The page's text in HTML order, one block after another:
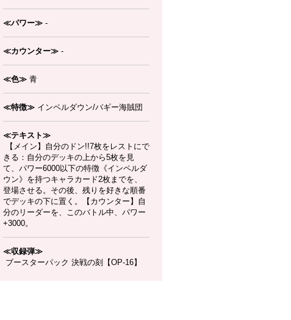
≪パワー≫ -
≪カウンター≫ -
≪色≫ 青
≪特徴≫ インペルダウン/バギー海賊団
≪テキスト≫
【メイン】自分のドン!!7枚をレストにで
きる：自分のデッキの上から5枚を見
て、パワー6000以下の特徴《インペルダ
ウン》を持つキャラカード2枚までを、
登場させる。その後、残りを好きな順番
でデッキの下に置く。【カウンター】自
分のリーダーを、このバトル中、パワー
+3000。
≪収録弾≫
ブースターパック 決戦の刻【OP-16】